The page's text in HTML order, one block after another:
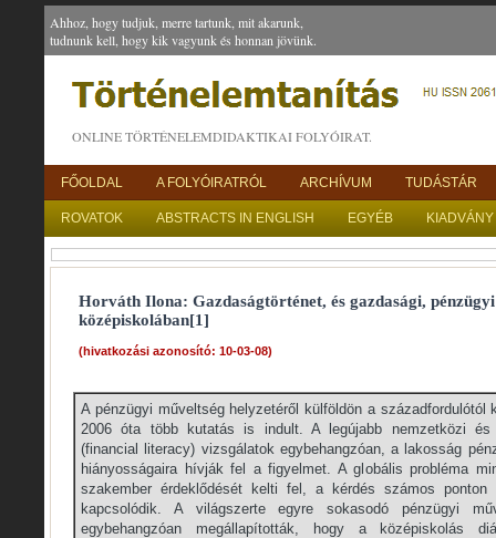
Ahhoz, hogy tudjuk, merre tartunk, mit akarunk,
tudnunk kell, hogy kik vagyunk és honnan jövünk.
ONLINE TÖRTÉNELEMDIDAKTIKAI FOLYÓIRAT.
FŐOLDAL A FOLYÓIRATRÓL ARCHÍVUM TUDÁSTÁR
ROVATOK ABSTRACTS IN ENGLISH EGYÉB
Horváth Ilona: Gazdaságtörténet, és gazdasági,
középiskolában[1]
(hivatkozási azonosító: 10-03-08)
A pénzügyi műveltség helyzetéről külföldön a századfordulótól
2006 óta több kutatás is indult. A legújabb nemzetközi és
(financial literacy) vizsgálatok egybehangzóan, a lakosság
hiányosságaira hívják fel a figyelmet. A globális probléma
szakember érdeklődését kelti fel, a kérdés számos ponton
kapcsolódik. A világszerte egyre sokasodó pénzügyi
egybehangzóan megállapították, hogy a középiskolás